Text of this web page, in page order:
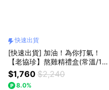
快速出貨
[快速出貨] 加油！為你打氣！
【老協珍】熬雞精禮盒(常溫/14
入)
$1,760 $2,240
8.0%